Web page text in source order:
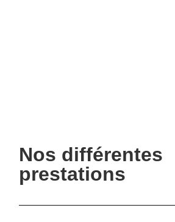
Nos différentes
prestations